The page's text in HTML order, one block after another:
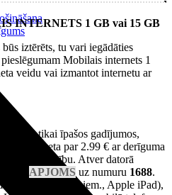
INTERNETS 1 GB vai 15 GB
iztērēts, tu vari iegādāties
Mobilais internets 1
veidu vai izmantot internetu ar
reti vai tikai īpašos gadījumos,
interneta par 2.99 € ar derīguma
palīdzību. Atver datorā
APJOMS uz numuru 1688.
īsziņu sūtīšanu (piem., Apple iPad),